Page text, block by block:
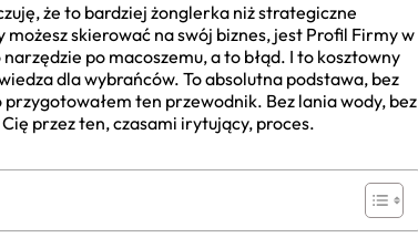
że to bardziej żonglerka niż strategiczne
skierować na swój biznes, jest Profil Firmy w
po macoszemu, a to błąd. I to kosztowny
dla wybrańców. To absolutna podstawa, bez
ten przewodnik. Bez lania wody, bez
przez ten, czasami irytujący, proces.